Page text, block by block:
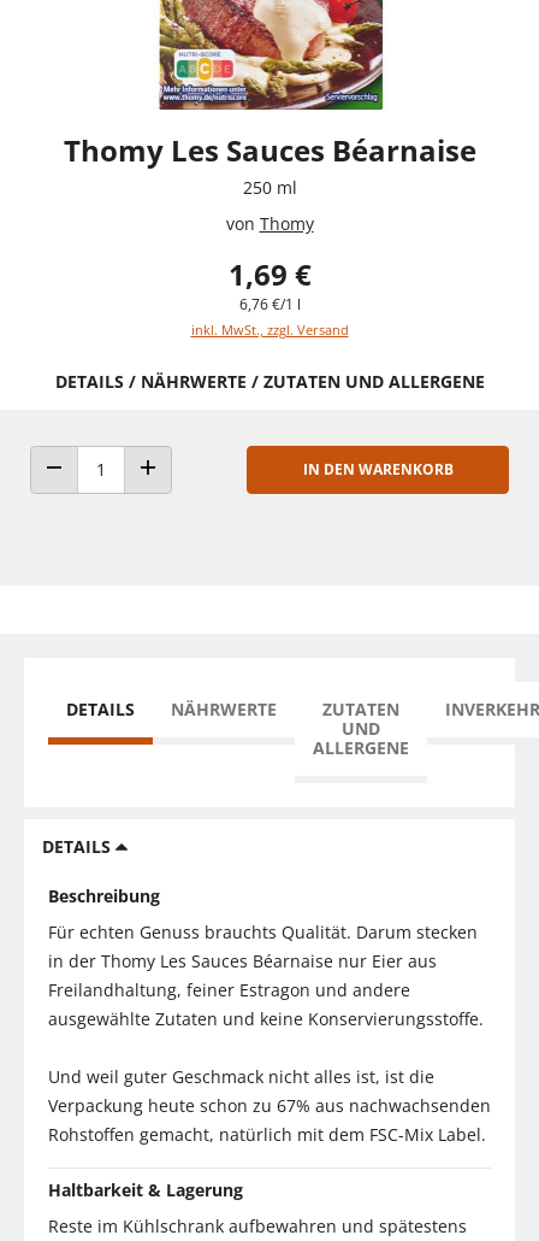
Thomy Les Sauces Béarnaise
250 ml
von Thomy
1,69 €
6,76 €/1 l
inkl. MwSt., zzgl. Versand
DETAILS / NÄHRWERTE / ZUTATEN UND ALLERGENE
ANZAHL VERRINGERNANZAHL ERHÖHEN
IN DEN WARENKORB
DETAILS NÄHRWERTE
ZUTATEN
UND
ALLERGENE
DETAILS
Beschreibung
Für echten Genuss brauchts Qualität. Darum stecken
in der Thomy Les Sauces Béarnaise nur Eier aus
Freilandhaltung, feiner Estragon und andere
ausgewählte Zutaten und keine Konservierungsstoffe.
Und weil guter Geschmack nicht alles ist, ist die
Verpackung heute schon zu 67% aus nachwachsenden
Rohstoffen gemacht, natürlich mit dem FSC-Mix Label.
Haltbarkeit & Lagerung
Reste im Kühlschrank aufbewahren und spätestens